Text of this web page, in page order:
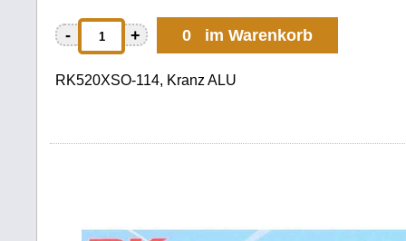
- + 0 im Warenkorb
RK520XSO-114, Kranz ALU